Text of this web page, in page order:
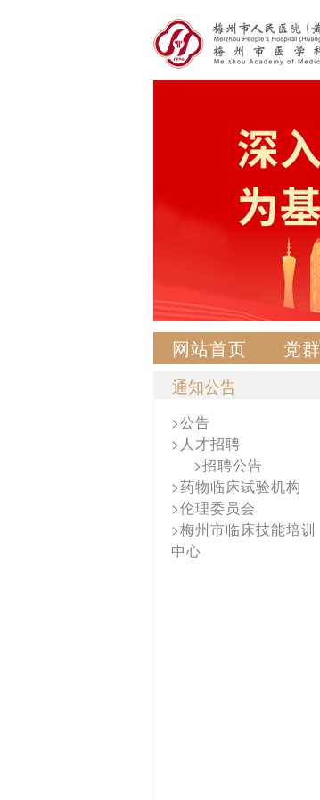
网站首页 党
通知公告
>公告
>人才招聘
>招聘公告
>药物临床试验机构
>伦理委员会
>梅州市临床技能培训
中心